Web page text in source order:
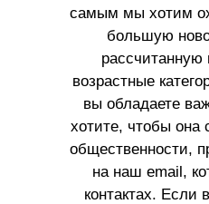
самым мы хотим
большую
рассчитанную
возрастные
вы обладаете
хотите, чтобы она
общественности,
на наш email,
контактах. Если